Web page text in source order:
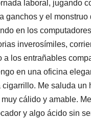
laboral, jugando
ganchos y el monstruo
en los
inverosímiles,
a los entrañables
en una oficina
Me saluda un
cálido y amable.
y algo ácido sin